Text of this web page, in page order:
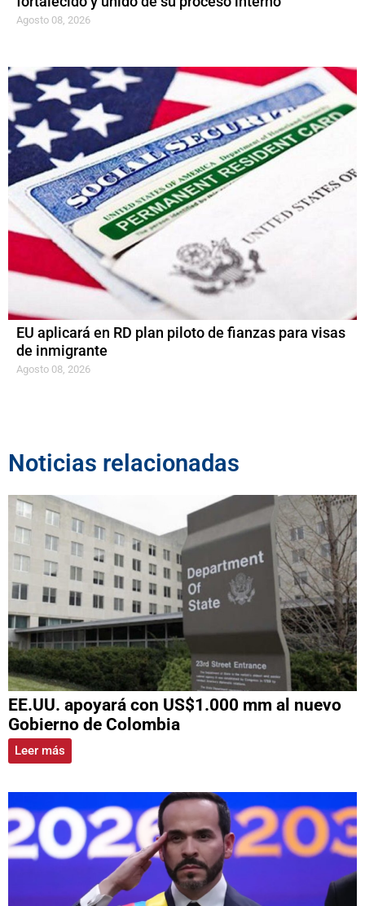
Agosto 08, 2026
EU aplicará en RD plan piloto de fianzas para visas
de inmigrante
Agosto 08, 2026
Noticias relacionadas
EE.UU. apoyará con US$1.000 mm al nuevo
Gobierno de Colombia
Leer más